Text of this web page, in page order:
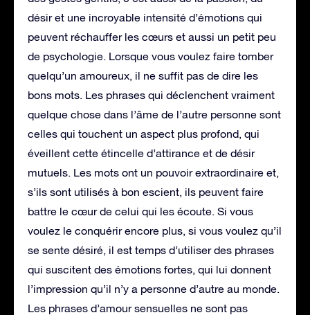
désir et une incroyable intensité d’émotions qui
peuvent réchauffer les cœurs et aussi un petit peu
de psychologie. Lorsque vous voulez faire tomber
quelqu’un amoureux, il ne suffit pas de dire les
bons mots. Les phrases qui déclenchent vraiment
quelque chose dans l’âme de l’autre personne sont
celles qui touchent un aspect plus profond, qui
éveillent cette étincelle d’attirance et de désir
mutuels. Les mots ont un pouvoir extraordinaire et,
s’ils sont utilisés à bon escient, ils peuvent faire
battre le cœur de celui qui les écoute. Si vous
voulez le conquérir encore plus, si vous voulez qu’il
se sente désiré, il est temps d’utiliser des phrases
qui suscitent des émotions fortes, qui lui donnent
l’impression qu’il n’y a personne d’autre au monde.
Les phrases d’amour sensuelles ne sont pas